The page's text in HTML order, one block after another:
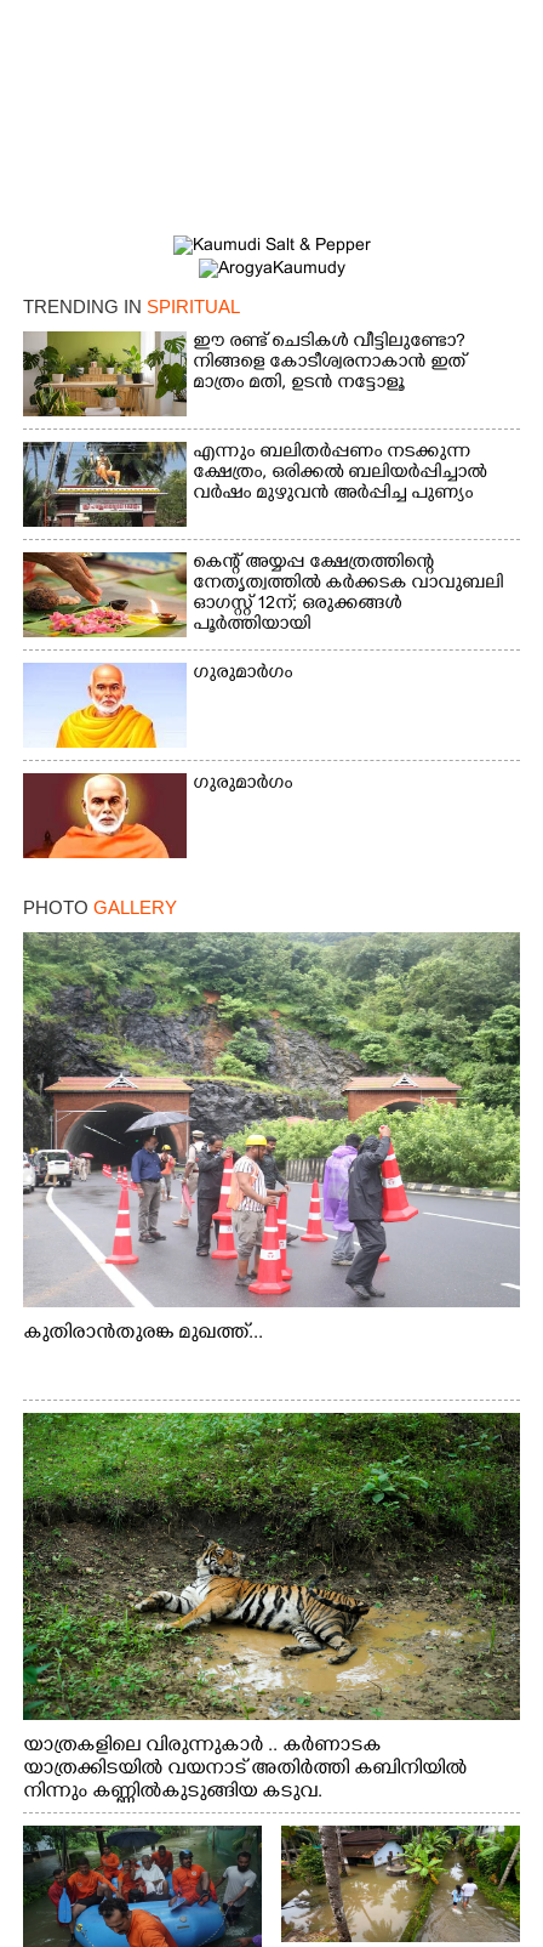
TRENDING IN SPIRITUAL
ഈ രണ്ട് ചെടികൾ വീട്ടിലുണ്ടോ?​
നിങ്ങളെ കോടീശ്വരനാകാൻ ഇത്
മാത്രം മതി,​ ഉടൻ നട്ടോളൂ
എന്നും ബലിതർപ്പണം നടക്കുന്ന
ക്ഷേത്രം,​ ഒരിക്കൽ ബലിയർപ്പിച്ചാൽ
വർഷം മുഴുവൻ അർപ്പിച്ച പുണ്യം
കെന്റ് അയ്യപ്പ ക്ഷേത്രത്തിന്റെ
നേതൃത്വത്തിൽ കർക്കടക വാവുബലി
ഓഗസ്റ്റ് 12ന്; ഒരുക്കങ്ങൾ
പൂർത്തിയായി
ഗുരുമാർഗം
ഗുരുമാർഗം
PHOTO GALLERY
കുതിരാൻതുരങ്ക മുഖത്ത്...
യാത്രകളിലെ വിരുന്നുകാർ .. കർണാടക
യാത്രക്കിടയിൽ വയനാട് അതിർത്തി കബിനിയിൽ
നിന്നും കണ്ണിൽകുടുങ്ങിയ കടുവ.
Share this link